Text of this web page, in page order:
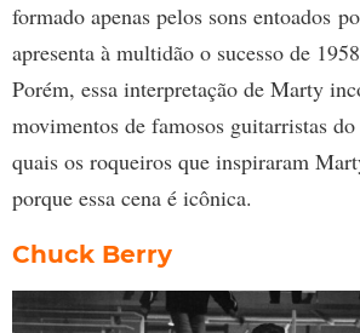
formado apenas pelos sons entoados
apresenta à multidão o sucesso de
Porém, essa interpretação de Marty
movimentos de famosos guitarristas
quais os roqueiros que inspiraram
porque essa cena é icônica.
Chuck Berry